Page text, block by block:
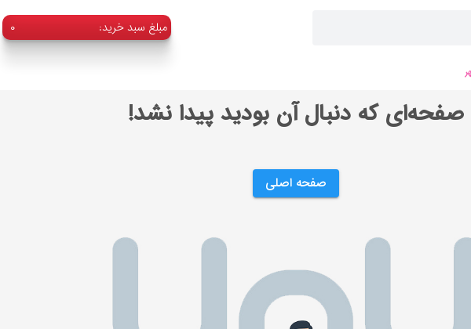
۰ :مبلغ سبد خرید
صفحه‌ای که دنبال آن بودید پیدا نشد!
صفحه اصلی